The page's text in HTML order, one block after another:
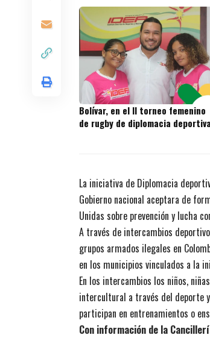
Bolívar, en el II torneo femenino
de rugby de diplomacia deportiva
La iniciativa de Diplomacia
Gobierno nacional aceptara de
Unidas sobre prevención y lucha
A través de intercambios
grupos armados ilegales en
en los municipios vinculados a la
En los intercambios los niños,
intercultural a través del deporte
participan en entrenamientos o
Con información de la